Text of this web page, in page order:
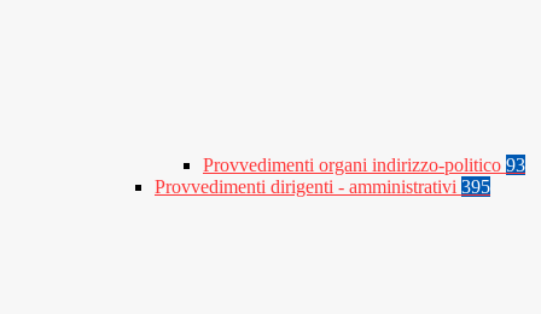
Provvedimenti organi indirizzo-politico 93
Provvedimenti dirigenti - amministrativi 395